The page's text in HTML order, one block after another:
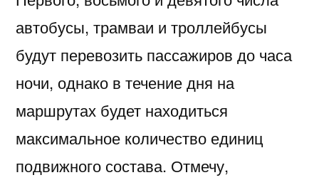
автобусы, трамваи и троллейбусы
будут перевозить пассажиров до часа
ночи, однако в течение дня на
маршрутах будет находиться
максимальное количество единиц
подвижного состава. Отмечу,